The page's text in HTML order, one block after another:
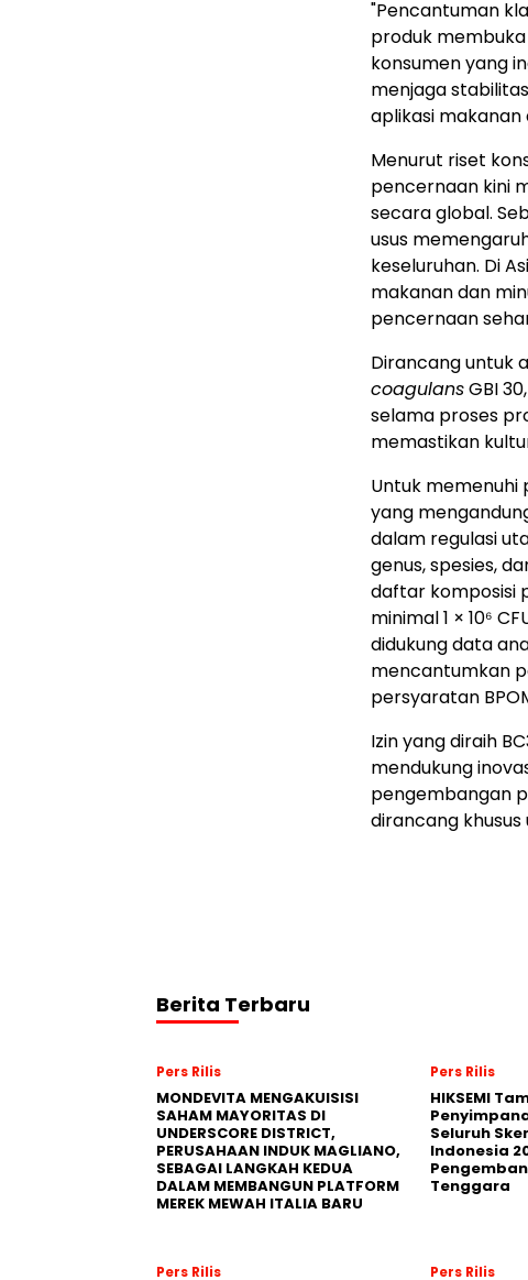
"Pencantuman
produk
konsumen yang
menjaga
aplikasi makanan
Menurut riset
pencernaan kini
secara global.
usus
keseluruhan. Di
makanan dan
pencernaan
Dirancang untuk
coagulansGBI
selama proses
memastikan
Untuk
yang
dalam regulasi
genus, spesies,
daftar komposisi
minimal 1 × 10⁶
didukung data
mencantumkan
persyaratan
Izin yang diraih
mendukung
pengembangan
dirancang
Berita Terbaru
Pers Rilis
MONDEVITA MENGAKUISISI
SAHAM MAYORITAS DI
UNDERSCORE DISTRICT,
PERUSAHAAN INDUK MAGLIANO,
SEBAGAI LANGKAH KEDUA
DALAM MEMBANGUN PLATFORM
MEREK MEWAH ITALIA BARU
Pers Rilis
HIKSEMI
Seluruh
Indonesia
Tenggara
Pers Rilis Pers Rilis